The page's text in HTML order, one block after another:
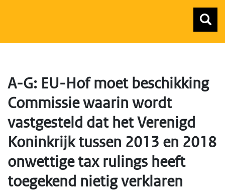
A-G: EU-Hof moet beschikking
Commissie waarin wordt
vastgesteld dat het Verenigd
Koninkrijk tussen 2013 en 2018
onwettige tax rulings heeft
toegekend nietig verklaren